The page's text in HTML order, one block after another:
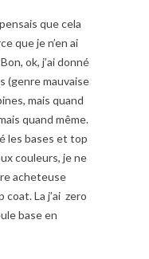
que cela
que je n’en ai
ok, j’ai donné
(genre mauvaise
mais quand
quand même.
les bases et top
couleurs, je ne
acheteuse
coat. La j’ai zero
base en